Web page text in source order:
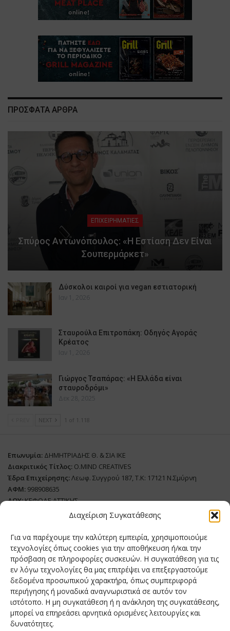
Διαχείριση Συγκατάθεσης
Για να παρέχουμε την καλύτερη εμπειρία, χρησιμοποιούμε
τεχνολογίες όπως cookies για την αποθήκευση ή/και την
πρόσβαση σε πληροφορίες συσκευών. Η συγκατάθεση για τις
εν λόγω τεχνολογίες θα μας επιτρέψει να επεξεργαστούμε
δεδομένα προσωπικού χαρακτήρα, όπως συμπεριφορά
περιήγησης ή μοναδικά αναγνωριστικά σε αυτόν τον
ιστότοπο. Η μη συγκατάθεση ή η ανάκληση της συγκατάθεσης,
μπορεί να επηρεάσει αρνητικά ορισμένες λειτουργίες και
δυνατότητες.
ΠΡΟΣΦΑΤΑ ΑΡΘΡΑ
ΕΠΙΧΕΙΡΗΜΑΤΙΕΣ
Σπύρος Αντωνόπουλος: «Η Εστίαση Δεν Είναι
Σουπερμάρκετ»
Δύσκολοι καιροί για vegan εστιατορική
Ιαν 1, 2026
Σταυρούλα Επιτροπάκη: Οδηγός Αγοράς
Κρέατος
Ιαν 1, 2026
Γιώργος Τσαπάρας: «Η Ελλάδα είναι
σταυροδρόμι»
Δεκ 28, 2025
NEXT 1 of 1.118
Επωνυμία: ΔΗΜΗΤΡΙΑΔΗΣ Θ. & ΣΙΑ ΙΚΕ
Διακριτικός Τίτλος: O.MIND CREATIVES
Έδρα Επιχείρησης:Λεωφ. Συγγρού 187, Τ.Κ: 17121 Ν.Σμύρνη
ΑΦΜ: 998908635
ΔΟΥ:ΚΕΦΟΔΕ ΑΤΤΙΚΗΣ
Όνομα Ιδιοκτήτη και Νόμιμο Πρόσωπο: Θεόδωρος Δημητριάδης
Διευθυντής Σύνταξης:Ευθυμιάτου Μαίρη
Domain:grillmagazine.gr
Δικαιούχος Domain:Θεόδωρος Δημητριάδης
Διευθυντής:Θεόδωρος Δημητριάδης
Διαχειριστής:Θεόδωρος Δημητριάδης
Δήλωση Συμμόρφωσης
Αριθμός Πιστοποίησης Μ.Η.Τ.: